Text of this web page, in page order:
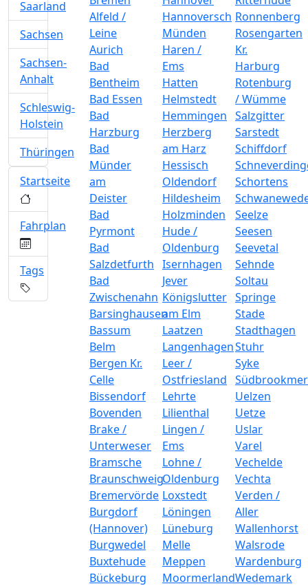
Alfeld /
Leine
Aurich
Bad
Bentheim
Bad Essen
Bad
Harzburg
Bad
Münder
am
Deister
Bad
Pyrmont
Bad
Salzdetfurth
Bad
Zwischenahn
Barsinghausen
Bassum
Belm
Bergen Kr.
Celle
Bissendorf
Bovenden
Brake /
Unterweser
Bramsche
Braunschweig
Bremervörde
Burgdorf
(Hannover)
Burgwedel
Buxtehude
Bückeburg
Hannoversch
Münden
Haren /
Ems
Hatten
Helmstedt
Hemmingen
Herzberg
am Harz
Hessisch
Oldendorf
Hildesheim
Holzminden
Hude /
Oldenburg
Isernhagen
Jever
Königslutter
am Elm
Laatzen
Langenhagen
Leer /
Ostfriesland
Lehrte
Lilienthal
Lingen /
Ems
Lohne /
Oldenburg
Loxstedt
Löningen
Lüneburg
Melle
Meppen
Moormerland
Ronnenberg
Rosengarten
Kr.
Harburg
Rotenburg
/ Wümme
Salzgitter
Sarstedt
Schiffdorf
Schortens
Seelze
Seesen
Seevetal
Sehnde
Soltau
Springe
Stade
Stadthagen
Stuhr
Syke
Uelzen
Uetze
Uslar
Varel
Vechelde
Vechta
Verden /
Aller
Wallenhorst
Walsrode
Wardenburg
Wedemark
Saarland
Sachsen
Sachsen-
Anhalt
Schleswig-
Holstein
Thüringen
Startseite
Fahrplan
Tags